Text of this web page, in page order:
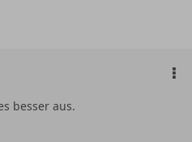
besser aus.